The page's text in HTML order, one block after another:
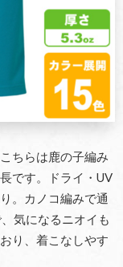
ちらは鹿の子編み
です。ドライ・UV
。カノコ編みで通
気になるニオイも
り、着こなしやす